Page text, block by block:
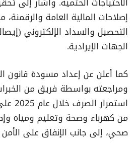
إصلاحات المالية العامة
التحصيل والسداد الإلكتروني
الجهات الإيرادية.
كما أعلن عن إعداد مسودة قانون
ومراجعته بواسطة فريق من
من كهرباء وصحة وتعليم ومياه
صحي، إلى جانب الإنفاق على